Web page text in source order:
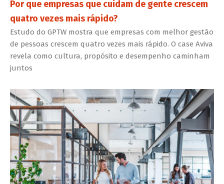
Por que empresas que cuidam de gente crescem
quatro vezes mais rápido?
Estudo do GPTW mostra que empresas com melhor gestão
de pessoas crescem quatro vezes mais rápido. O case Aviva
revela como cultura, propósito e desempenho caminham
juntos